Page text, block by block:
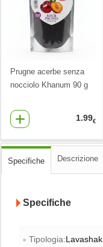
Prugne acerbe senza
nocciolo Khanum 90 g
1.99€
Specifiche Descrizione
Specifiche
Tipologia:Lavashak